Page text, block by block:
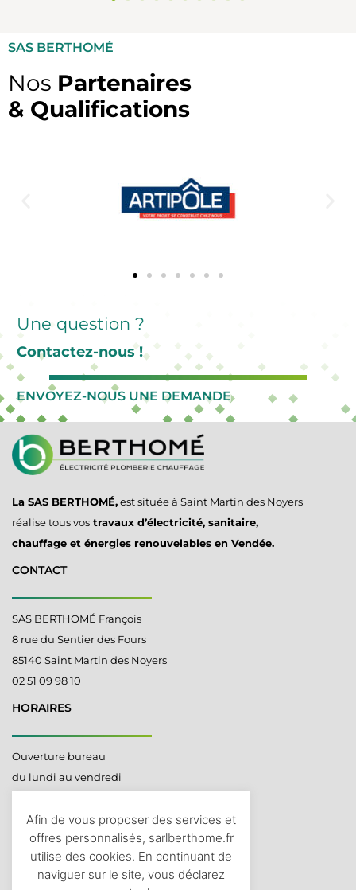
SAS BERTHOMÉ
Nos Partenaires
& Qualifications
Une question ?
Contactez-nous !
ENVOYEZ-NOUS UNE DEMANDE
La SAS BERTHOMÉ,est située à Saint Martin des Noyers
réalise tous vos travaux d’électricité, sanitaire,
chauffage et énergies renouvelables en Vendée.
CONTACT
SAS BERTHOMÉ François
8 rue du Sentier des Fours
85140 Saint Martin des Noyers
02 51 09 98 10
HORAIRES
Ouverture bureau
du lundi au vendredi
LIENS UTILES
Afin de vous proposer des services et
offres personnalisés, sarlberthome.fr
utilise des cookies. En continuant de
naviguer sur le site, vous déclarez